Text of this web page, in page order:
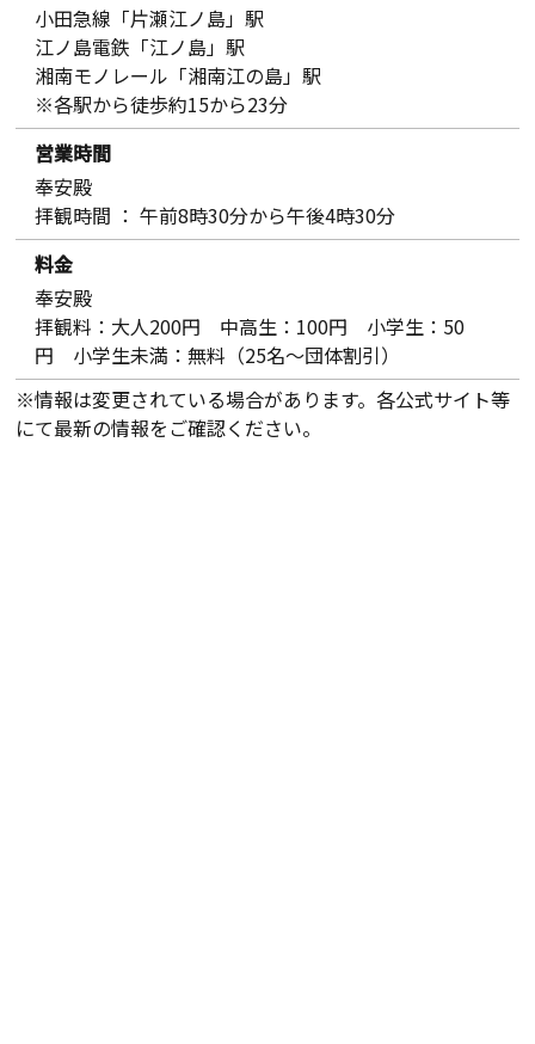
小田急線「片瀬江ノ島」駅
江ノ島電鉄「江ノ島」駅
湘南モノレール「湘南江の島」駅
※各駅から徒歩約15から23分
営業時間
奉安殿
拝観時間 ： 午前8時30分から午後4時30分
料金
奉安殿
拝観料：大人200円 中高生：100円 小学生：50
円 小学生未満：無料（25名～団体割引）
※情報は変更されている場合があります。各公式サイト等
にて最新の情報をご確認ください。